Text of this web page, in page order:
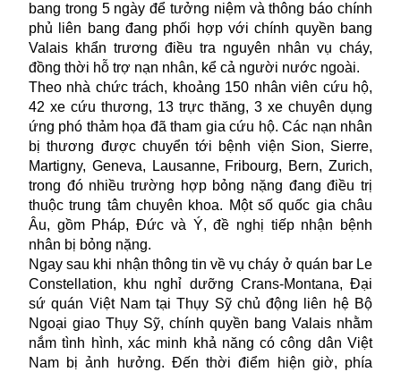
bang trong 5 ngày để tưởng niệm và thông báo chính
phủ liên bang đang phối hợp với chính quyền bang
Valais khẩn trương điều tra nguyên nhân vụ cháy,
đồng thời hỗ trợ nạn nhân, kể cả người nước ngoài.
Theo nhà chức trách, khoảng 150 nhân viên cứu hộ,
42 xe cứu thương, 13 trực thăng, 3 xe chuyên dụng
ứng phó thảm họa đã tham gia cứu hộ. Các nạn nhân
bị thương được chuyển tới bệnh viện Sion, Sierre,
Martigny, Geneva, Lausanne, Fribourg, Bern, Zurich,
trong đó nhiều trường hợp bỏng nặng đang điều trị
thuộc trung tâm chuyên khoa. Một số quốc gia châu
Âu, gồm Pháp, Đức và Ý, đề nghị tiếp nhận bệnh
nhân bị bỏng nặng.
Ngay sau khi nhận thông tin vềvụ cháy ở quán bar Le
Constellation, khu nghỉ dưỡng Crans-Montana, Đại
sứ quán Việt Nam tại Thụy Sỹ chủ động liên hệ Bộ
Ngoại giao Thụy Sỹ, chính quyền bang Valais nhằm
nắm tình hình, xác minh khả năng có công dân Việt
Nam bị ảnh hưởng. Đến thời điểm hiện giờ, phía